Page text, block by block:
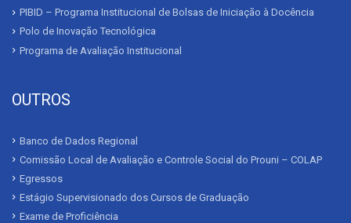
PIBID – Programa Institucional de Bolsas de Iniciação à Docência
Polo de Inovação Tecnológica
Programa de Avaliação Institucional
OUTROS
Banco de Dados Regional
Comissão Local de Avaliação e Controle Social do Prouni – COLAP
Egressos
Estágio Supervisionado dos Cursos de Graduação
Exame de Proficiência